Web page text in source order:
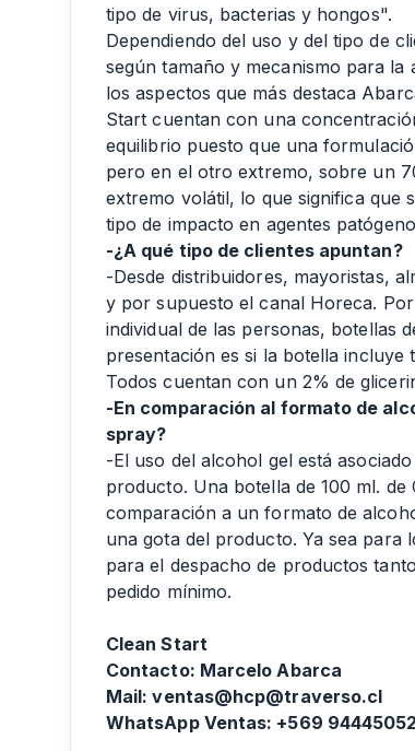
tipo de virus, bacterias y hongos".
Dependiendo del uso y del tipo de
según tamaño y mecanismo para
los aspectos que más destaca
Start cuentan con una
equilibrio puesto que una
pero en el otro extremo, sobre un
extremo volátil, lo que significa que
tipo de impacto en agentes
-¿A qué tipo de clientes apuntan?
-Desde distribuidores, mayoristas,
y por supuesto el canal Horeca.
individual de las personas, botellas
presentación es si la botella
Todos cuentan con un 2% de
-En comparación al formato de
spray?
-El uso del alcohol gel está
producto. Una botella de 100 ml.
comparación a un formato de
una gota del producto. Ya sea para
para el despacho de productos
pedido mínimo.
Clean Start
Contacto: Marcelo Abarca
Mail: ventas@hcp@traverso.cl
WhatsApp Ventas: +569 94445052